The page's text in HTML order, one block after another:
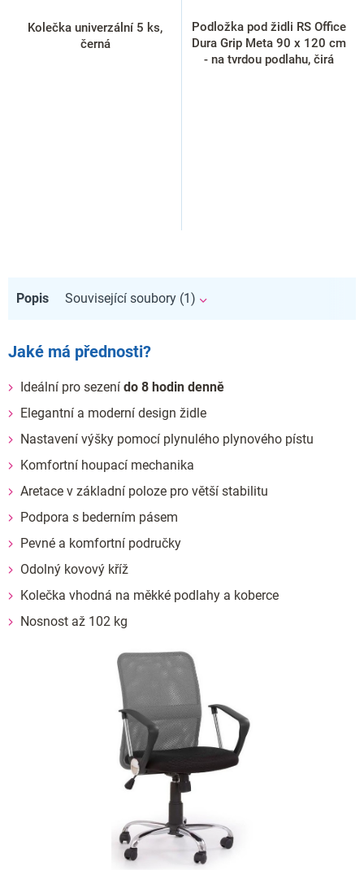
Kolečka univerzální 5 ks,
černá
Podložka pod židli RS Office
Dura Grip Meta 90 x 120 cm
- na tvrdou podlahu, čirá
Popis Související soubory (1)
Jaké má přednosti?
Ideální pro sezení do 8 hodin denně
Elegantní a moderní design židle
Nastavení výšky pomocí plynulého plynového pístu
Komfortní houpací mechanika
Aretace v základní poloze pro větší stabilitu
Podpora s bederním pásem
Pevné a komfortní područky
Odolný kovový kříž
Kolečka vhodná na měkké podlahy a koberce
Nosnost až 102 kg